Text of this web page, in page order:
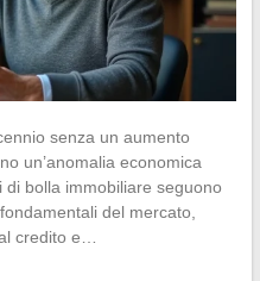
senza un aumento
un’anomalia economica
bolla immobiliare seguono
del mercato,
credito e…